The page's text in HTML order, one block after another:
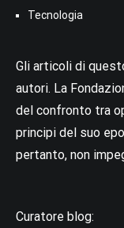
Tecnologia
Gli articoli di
autori. La
del confronto tra
principi del suo
pertanto, non
Curatore blog: